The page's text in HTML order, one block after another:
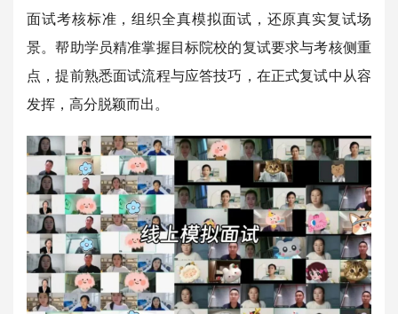
面试考核标准，组织全真模拟面试，还原真实复试场
景。帮助学员精准掌握目标院校的复试要求与考核侧重
点，提前熟悉面试流程与应答技巧，在正式复试中从容
发挥，高分脱颖而出。